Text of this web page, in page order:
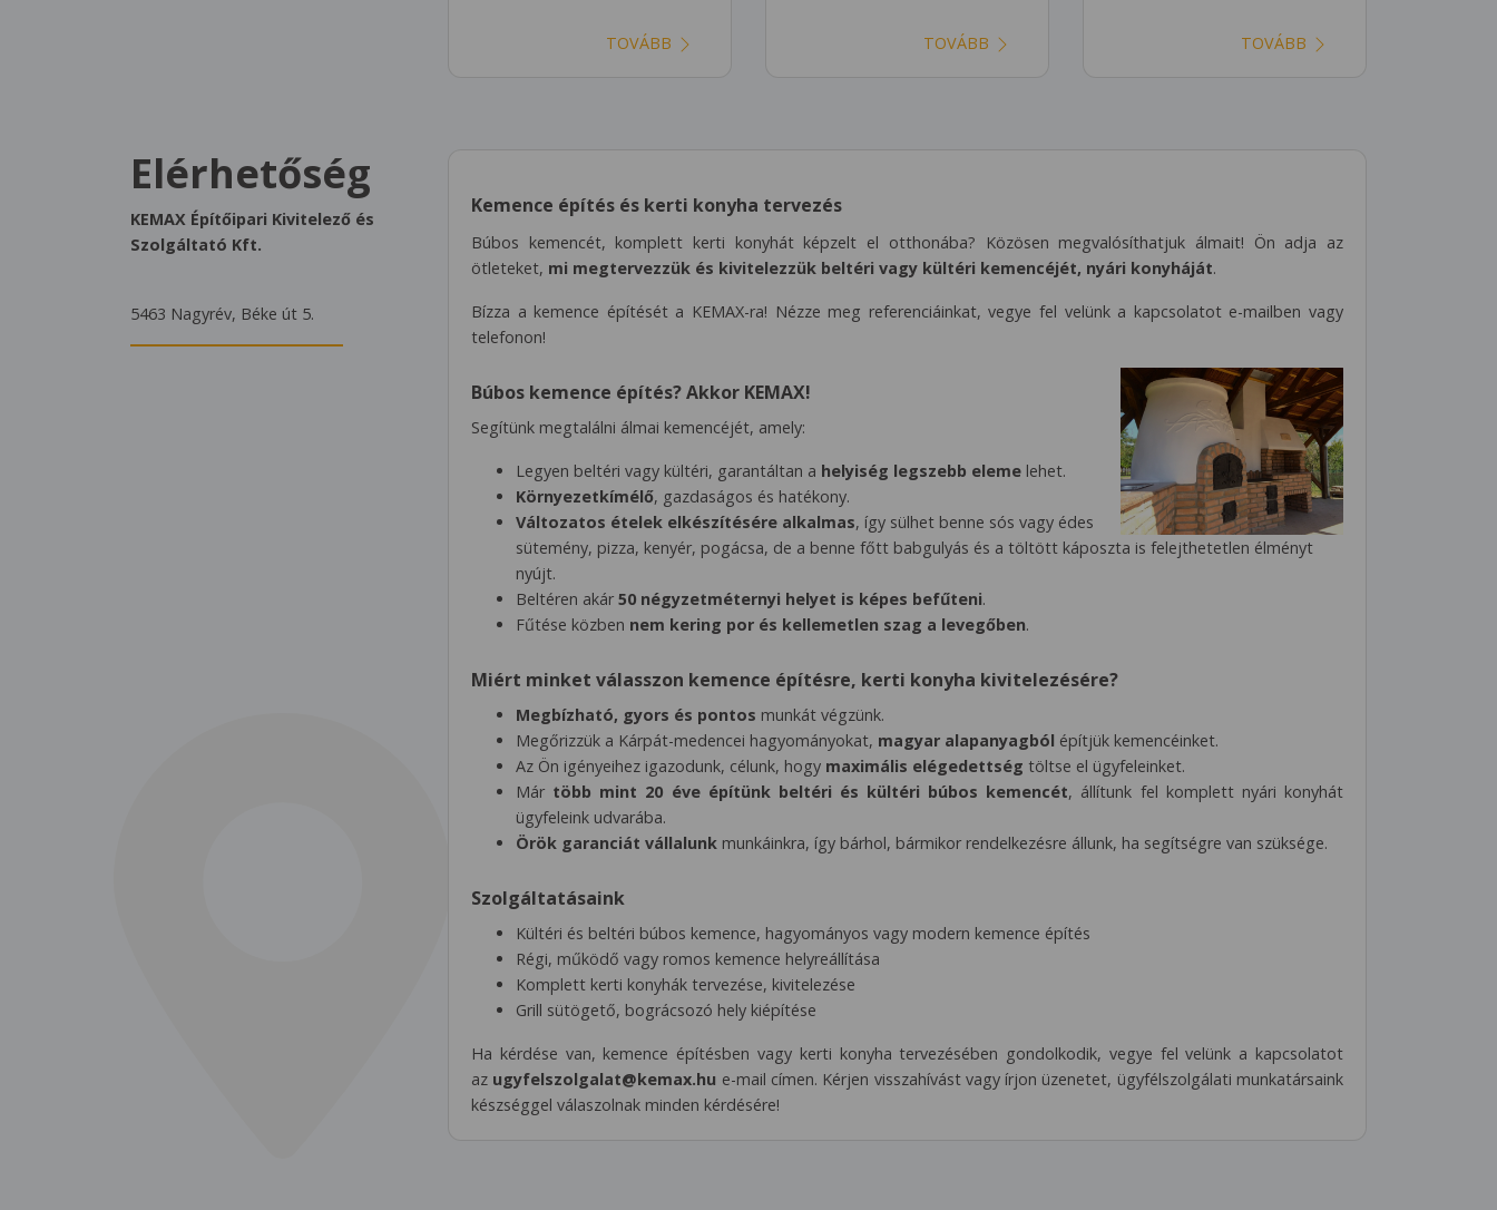
TOVÁBB TOVÁBB TOVÁBB
Elérhetőség
KEMAX Építőipari Kivitelező és
Szolgáltató Kft.
5463 Nagyrév, Béke út 5.
Kemence építés és kerti konyha tervezés
Búbos kemencét, komplett kerti konyhát képzelt el otthonába? Közösen megvalósíthatjuk álmait! Ön adja az
ötleteket, mi megtervezzük és kivitelezzük beltéri vagy kültéri kemencéjét, nyári konyháját.
Bízza a kemence építését a KEMAX-ra! Nézze meg referenciáinkat, vegye fel velünk a kapcsolatot e-mailben vagy
telefonon!
Búbos kemence építés? Akkor KEMAX!
Segítünk megtalálni álmai kemencéjét, amely:
Legyen beltéri vagy kültéri, garantáltan a helyiség legszebb eleme lehet.
Környezetkímélő, gazdaságos és hatékony.
Változatos ételek elkészítésére alkalmas, így sülhet benne sós vagy édes
sütemény, pizza, kenyér, pogácsa, de a benne főtt babgulyás és a töltött káposzta is felejthetetlen élményt
nyújt.
Beltéren akár 50 négyzetméternyi helyet is képes befűteni.
Fűtése közben nem kering por és kellemetlen szag a levegőben.
Miért minket válasszon kemence építésre, kerti konyha kivitelezésére?
Megbízható, gyors és pontos munkát végzünk.
Megőrizzük a Kárpát-medencei hagyományokat, magyar alapanyagból építjük kemencéinket.
Az Ön igényeihez igazodunk, célunk, hogy maximális elégedettség töltse el ügyfeleinket.
Már több mint 20 éve építünk beltéri és kültéri búbos kemencét, állítunk fel komplett nyári konyhát
ügyfeleink udvarába.
Örök garanciát vállalunk munkáinkra, így bárhol, bármikor rendelkezésre állunk, ha segítségre van szüksége.
Szolgáltatásaink
Kültéri és beltéri búbos kemence, hagyományos vagy modern kemence építés
Régi, működő vagy romos kemence helyreállítása
Komplett kerti konyhák tervezése, kivitelezése
Grill sütögető, bográcsozó hely kiépítése
Ha kérdése van, kemence építésben vagy kerti konyha tervezésében gondolkodik, vegye fel velünk a kapcsolatot
az ugyfelszolgalat@kemax.hu e-mail címen. Kérjen visszahívást vagy írjon üzenetet, ügyfélszolgálati munkatársaink
készséggel válaszolnak minden kérdésére!